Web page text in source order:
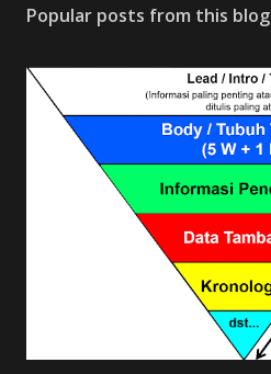
Popular posts from this blog